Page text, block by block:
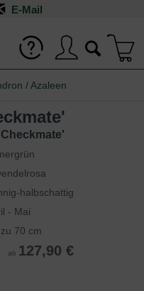
/ Azaleen
halbschattig
- Mai
70 cm
ab 127,90 €